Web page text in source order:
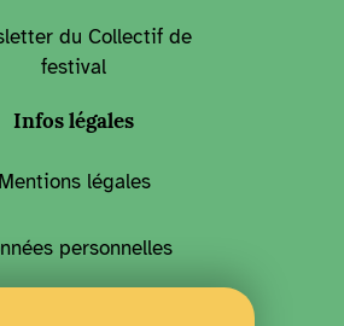
du Collectif de
festival
Infos légales
Mentions légales
personnelles